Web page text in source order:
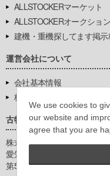
We use cookies to
our website and
agree that you are
ALLSTOCKERマーケット
ALLSTOCKERオークション
建機・重機探してます掲示
運営会社について
会社基本情報
株式会社豊環境開発
古物営業法に基づく表示
株式会社豊環境開発
愛知県公安委員会
第542771404200号